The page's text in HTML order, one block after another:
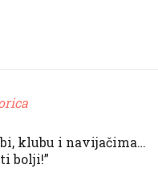
klubu i navijačima…
bolji!”